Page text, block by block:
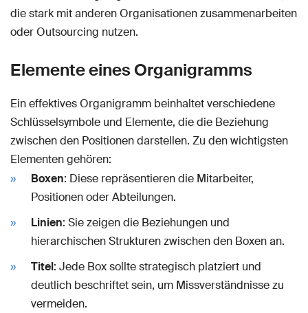
die stark mit anderen Organisationen zusammenarbeiten
oder Outsourcing nutzen.
Elemente eines Organigramms
Ein effektives Organigramm beinhaltet verschiedene
Schlüsselsymbole und Elemente, die die Beziehung
zwischen den Positionen darstellen. Zu den wichtigsten
Elementen gehören:
Boxen: Diese repräsentieren die Mitarbeiter,
Positionen oder Abteilungen.
Linien: Sie zeigen die Beziehungen und
hierarchischen Strukturen zwischen den Boxen an.
Titel: Jede Box sollte strategisch platziert und
deutlich beschriftet sein, um Missverständnisse zu
vermeiden.